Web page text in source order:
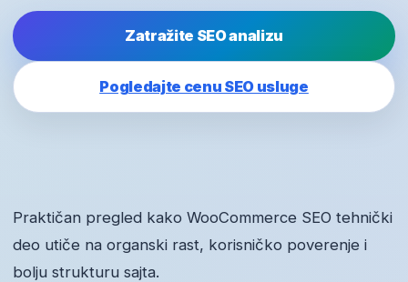
Zatražite SEO analizu
Pogledajte cenu SEO usluge
Praktičan pregled kako WooCommerce SEO tehnički
deo utiče na organski rast, korisničko poverenje i
bolju strukturu sajta.